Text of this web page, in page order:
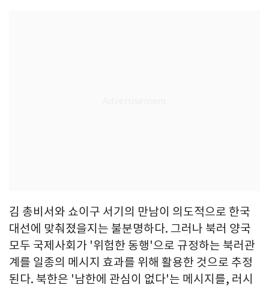
김 총비서와 쇼이구 서기의 만남이 의도적으로 한국
대선에 맞춰졌을지는 불분명하다. 그러나 북러 양국
모두 국제사회가 '위험한 동행'으로 규정하는 북러관
계를 일종의 메시지 효과를 위해 활용한 것으로 추정
된다. 북한은 '남한에 관심이 없다'는 메시지를, 러시